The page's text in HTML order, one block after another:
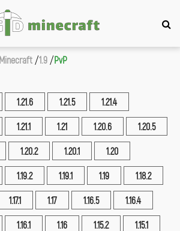
1.9 PvP
1.21.6 1.21.5 1.21.4
1.21.1 1.21 1.20.6 1.20.5
1.20.2 1.20.1 1.20
1.19.2 1.19.1 1.19 1.18.2
1.17.1 1.17 1.16.5 1.16.4
1.16.1 1.16 1.15.2 1.15.1